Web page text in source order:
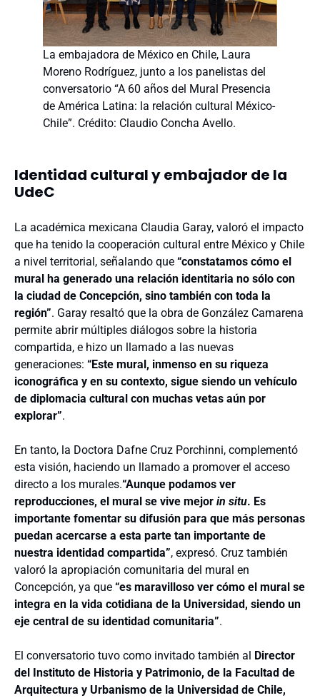
La embajadora de México en Chile, Laura
Moreno Rodríguez, junto a los panelistas del
conversatorio “A 60 años del Mural Presencia
de América Latina: la relación cultural México-
Chile”. Crédito: Claudio Concha Avello.
Identidad cultural y embajador de la
UdeC
La académica mexicana Claudia Garay, valoró el impacto
que ha tenido la cooperación cultural entre México y Chile
a nivel territorial, señalando que “constatamos cómo el
mural ha generado una relación identitaria no sólo con
la ciudad de Concepción, sino también con toda la
región”. Garay resaltó que la obra de González Camarena
permite abrir múltiples diálogos sobre la historia
compartida, e hizo un llamado a las nuevas
generaciones: “Este mural, inmenso en su riqueza
iconográfica y en su contexto, sigue siendo un vehículo
de diplomacia cultural con muchas vetas aún por
explorar”.
En tanto, la Doctora Dafne Cruz Porchinni, complementó
esta visión, haciendo un llamado a promover el acceso
directo a los murales.“Aunque podamos ver
reproducciones, el mural se vive mejor in situ. Es
importante fomentar su difusión para que más personas
puedan acercarse a esta parte tan importante de
nuestra identidad compartida”, expresó. Cruz también
valoró la apropiación comunitaria del mural en
Concepción, ya que “es maravilloso ver cómo el mural se
integra en la vida cotidiana de la Universidad, siendo un
eje central de su identidad comunitaria”.
El conversatorio tuvo como invitado también al Director
del Instituto de Historia y Patrimonio, de la Facultad de
Arquitectura y Urbanismo de la Universidad de Chile,